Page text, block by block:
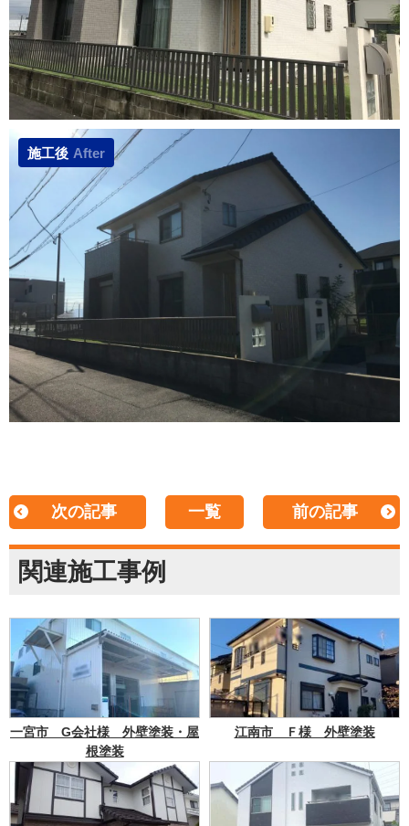
施工後 After
次の記事 一覧 前の記事
関連施工事例
一宮市 G会社様 外壁塗装・屋
根塗装
江南市 Ｆ様 外壁塗装